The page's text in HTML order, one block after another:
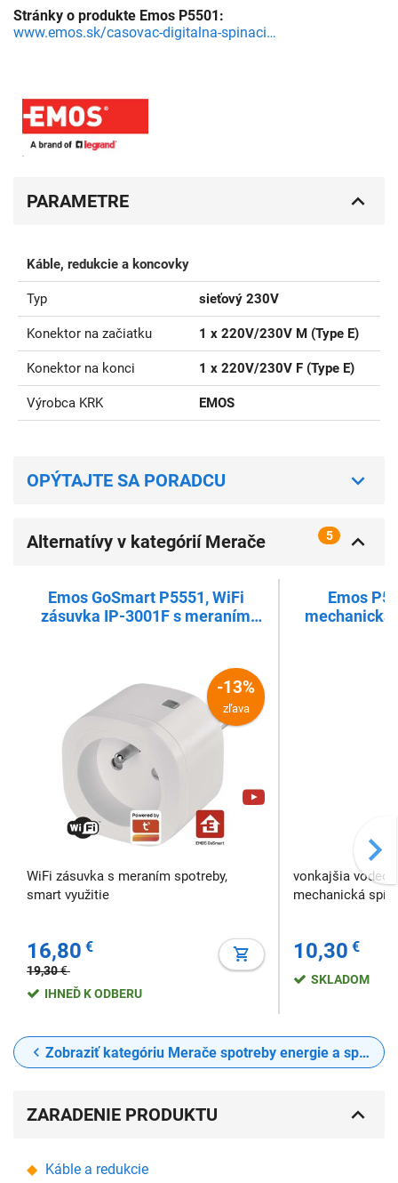
Stránky o produkte Emos P5501:
www.emos.sk/casovac-digitalna-spinacia-zasuvka-ts-ef1
PARAMETRE
Káble, redukcie a koncovky
Typ sieťový 230V
Konektor na začiatku 1 x 220V/230V M (Type E)
Konektor na konci 1 x 220V/230V F (Type E)
Výrobca KRK EMOS
OPÝTAJTE SA PORADCU
Alternatívy v kategórií Merače
5
Emos GoSmart P5551, WiFi
zásuvka IP-3001F s meraním
-13%
zľava
WiFi zásuvka s meraním spotreby,
smart využitie
16,80 €
19,30€
IHNEĎ K ODBERU
Emos
mechanická
vonkajšia
mechanická
10,30 €
SKLADOM
Zobraziť kategóriu Merače spotreby energie a spínacie hodiny
ZARADENIE PRODUKTU
Káble a redukcie